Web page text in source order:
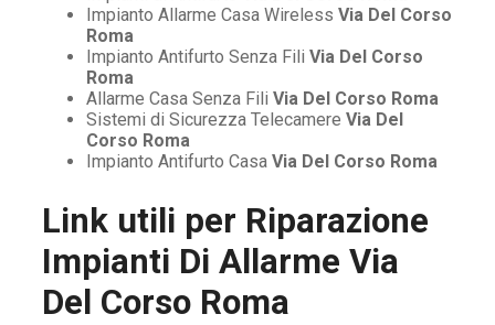
Impianto Allarme Casa Wireless Via Del Corso
Roma
Impianto Antifurto Senza Fili Via Del Corso
Roma
Allarme Casa Senza Fili Via Del Corso Roma
Sistemi di Sicurezza Telecamere Via Del
Corso Roma
Impianto Antifurto Casa Via Del Corso Roma
Link utili per Riparazione
Impianti Di Allarme Via
Del Corso Roma